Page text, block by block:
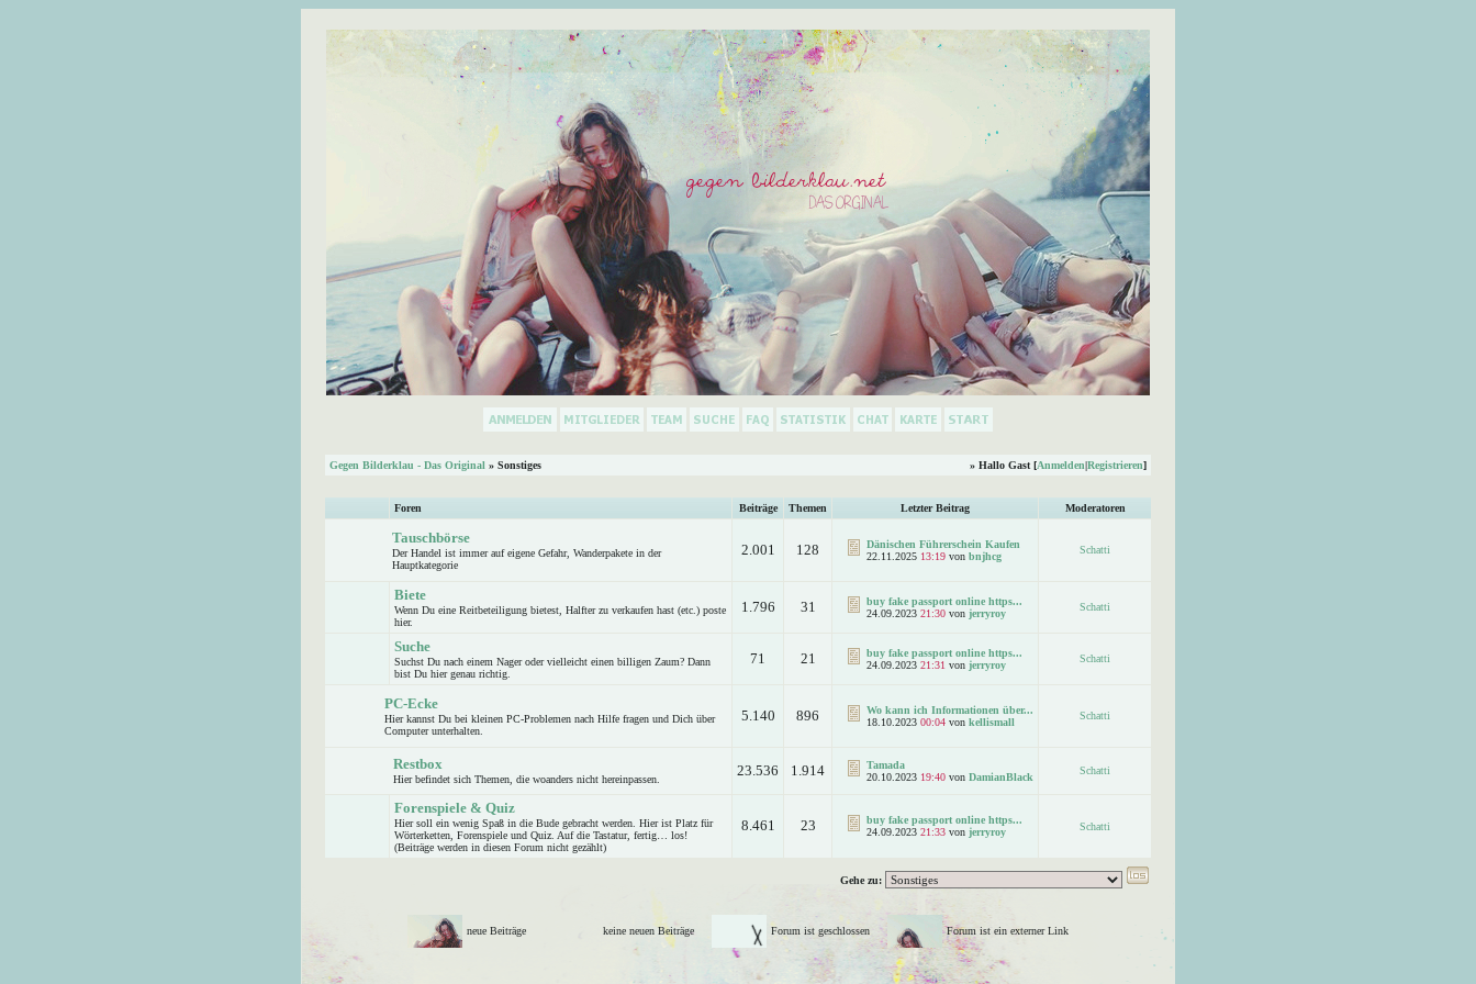
Gegen Bilderklau - Das Original » Sonstiges » Hallo Gast [Anmelden|Registrieren]
Foren Beiträge Themen Letzter Beitrag Moderatoren
Tauschbörse
Der Handel ist immer auf eigene Gefahr, Wanderpakete in der
Hauptkategorie
2.001 128
Dänischen Führerschein Kaufen
22.11.2025 13:19 von bnjhcg
Schatti
Biete
Wenn Du eine Reitbeteiligung bietest, Halfter zu verkaufen hast (etc.) poste
hier.
1.796 31
buy fake passport online https...
24.09.2023 21:30 von jerryroy
Schatti
Suche
Suchst Du nach einem Nager oder vielleicht einen billigen Zaum? Dann
bist Du hier genau richtig.
71 21
buy fake passport online https...
24.09.2023 21:31 von jerryroy
Schatti
PC-Ecke
Hier kannst Du bei kleinen PC-Problemen nach Hilfe fragen und Dich über
Computer unterhalten.
5.140 896
Wo kann ich Informationen über...
18.10.2023 00:04 von kellismall
Schatti
Restbox
Hier befindet sich Themen, die woanders nicht hereinpassen.
23.536 1.914
Tamada
20.10.2023 19:40 von DamianBlack
Schatti
Forenspiele & Quiz
Hier soll ein wenig Spaß in die Bude gebracht werden. Hier ist Platz für
Wörterketten, Forenspiele und Quiz. Auf die Tastatur, fertig… los!
(Beiträge werden in diesen Forum nicht gezählt)
8.461 23
buy fake passport online https...
24.09.2023 21:33 von jerryroy Schatti
Gehe zu:
neue Beiträge keine neuen Beiträge Forum ist geschlossen Forum ist ein externer Link